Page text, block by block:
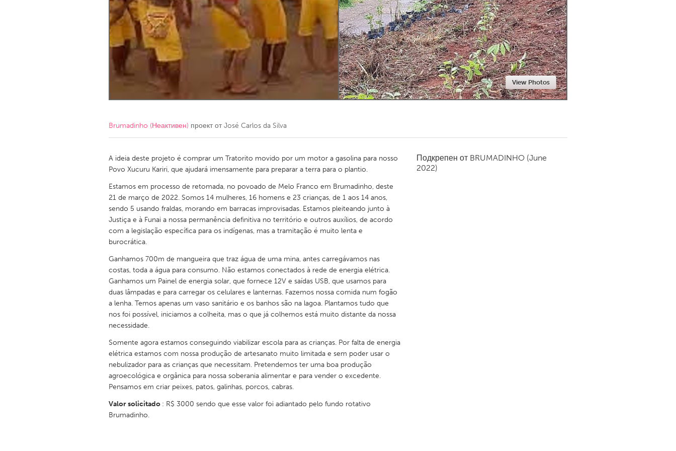
Amherstburg
Kingston Kitchener-Waterloo New Glasgow
Newmarket
Ottawa
South Shore Toronto
MALAYSIA
Kuala Lumpur
QATAR
Qatar
SINGAPORE
Singapore
UNITED KINGDOM
Glasgow
UNITED STATES
Ann Arbor, MI
Austin, TX Baltimore, MD Boston, MA
Cass Clay
Chicago, IL Cleveland, OH Detroit, MI
Gainesville, FL
Key West, FL
Los Angeles, CA Miami, FL New York City, NY
North Minneapolis, MN
Philadelphia, PA
Pittsburgh, PA Portland, OR
Seattle, WA
View Photos
Brumadinho (Неактивен) проект отJosé Carlos da Silva
A ideia deste projeto é comprar um Tratorito movido por um motor a gasolina para nosso
Povo Xucuru Kariri, que ajudará imensamente para preparar a terra para o plantio.
Estamos em processo de retomada, no povoado de Melo Franco em Brumadinho, deste
21 de março de 2022. Somos 14 mulheres, 16 homens e 23 crianças, de 1 aos 14 anos,
sendo 5 usando fraldas, morando em barracas improvisadas. Estamos pleiteando junto à
Justiça e à Funai a nossa permanência definitiva no território e outros auxílios, de acordo
com a legislação específica para os indígenas, mas a tramitação é muito lenta e
burocrática.
Ganhamos 700m de mangueira que traz água de uma mina, antes carregávamos nas
costas, toda a água para consumo. Não estamos conectados à rede de energia elétrica.
Ganhamos um Painel de energia solar, que fornece 12V e saídas USB, que usamos para
duas lâmpadas e para carregar os celulares e lanternas. Fazemos nossa comida num fogão
a lenha. Temos apenas um vaso sanitário e os banhos são na lagoa. Plantamos tudo que
nos foi possível, iniciamos a colheita, mas o que já colhemos está muito distante da nossa
necessidade.
Somente agora estamos conseguindo viabilizar escola para as crianças. Por falta de energia
elétrica estamos com nossa produção de artesanato muito limitada e sem poder usar o
nebulizador para as crianças que necessitam. Pretendemos ter uma boa produção
agroecológica e orgânica para nossa soberania alimentar e para vender o excedente.
Pensamos em criar peixes, patos, galinhas, porcos, cabras.
Valor solicitado : R$ 3000 sendo que esse valor foi adiantado pelo fundo rotativo
Brumadinho.
Подкрепен от BRUMADINHO (June
2022)